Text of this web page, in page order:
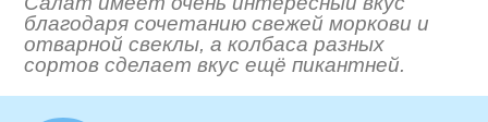
благодаря сочетанию свежей моркови и
отварной свеклы, а колбаса разных
сортов сделает вкус ещё пикантней.